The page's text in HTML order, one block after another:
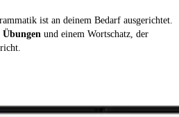
ist an deinem Bedarf ausgerichtet.
und einem Wortschatz, der